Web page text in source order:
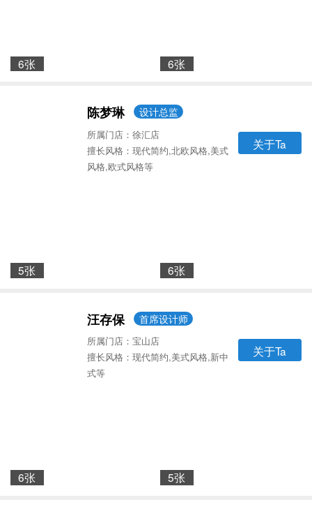
6张 6张
陈梦琳 设计总监
所属门店：徐汇店
擅长风格：现代简约,北欧风格,美式
风格,欧式风格等
关于Ta
5张 6张
汪存保 首席设计师
所属门店：宝山店
擅长风格：现代简约,美式风格,新中
式等
关于Ta
6张 5张